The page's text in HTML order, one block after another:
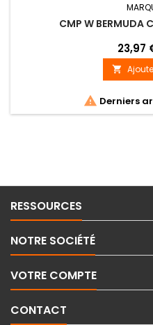
CMP W BERMUDA
23,97

 Derniers
RESSOURCES
NOTRE SOCIÉTÉ
VOTRE COMPTE
CONTACT